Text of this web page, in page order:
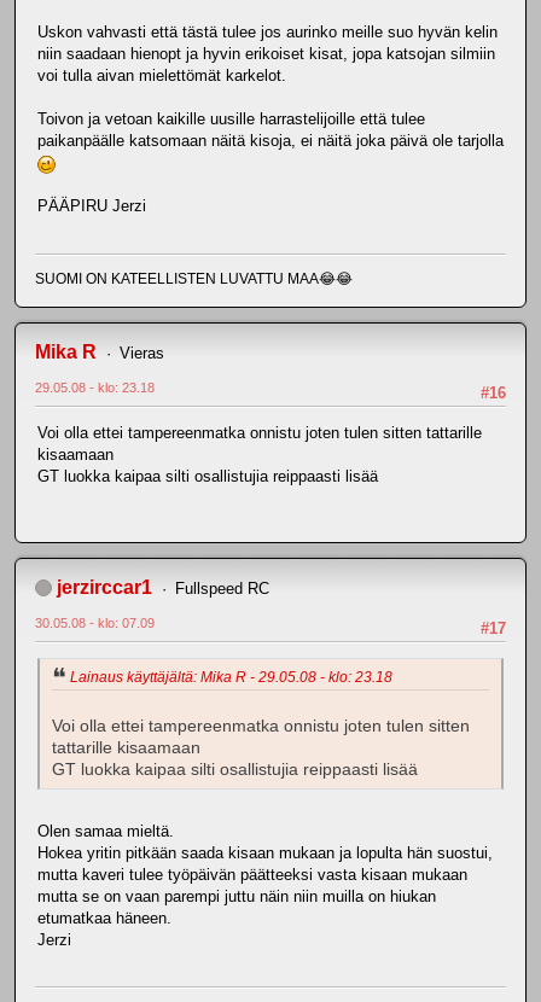
Uskon vahvasti että tästä tulee jos aurinko meille suo hyvän kelin
niin saadaan hienopt ja hyvin erikoiset kisat, jopa katsojan silmiin
voi tulla aivan mielettömät karkelot.
Toivon ja vetoan kaikille uusille harrastelijoille että tulee
paikanpäälle katsomaan näitä kisoja, ei näitä joka päivä ole tarjolla
PÄÄPIRU Jerzi
SUOMI ON KATEELLISTEN LUVATTU MAA😂😂
Mika R Vieras
#16
29.05.08 - klo: 23.18
Voi olla ettei tampereenmatka onnistu joten tulen sitten tattarille
kisaamaan
GT luokka kaipaa silti osallistujia reippaasti lisää
jerzirccar1 Fullspeed RC
#17
30.05.08 - klo: 07.09
Lainaus käyttäjältä: Mika R - 29.05.08 - klo: 23.18
Voi olla ettei tampereenmatka onnistu joten tulen sitten
tattarille kisaamaan
GT luokka kaipaa silti osallistujia reippaasti lisää
Olen samaa mieltä.
Hokea yritin pitkään saada kisaan mukaan ja lopulta hän suostui,
mutta kaveri tulee työpäivän päätteeksi vasta kisaan mukaan
mutta se on vaan parempi juttu näin niin muilla on hiukan
etumatkaa häneen.
Jerzi